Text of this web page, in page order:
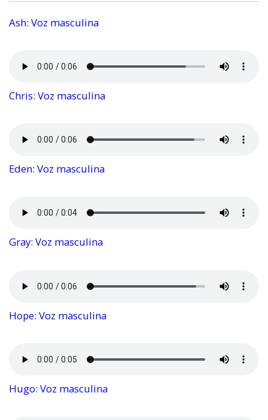
Ash: Voz masculina
Chris: Voz masculina
Eden: Voz masculina
Gray: Voz masculina
Hope: Voz masculina
Hugo: Voz masculina